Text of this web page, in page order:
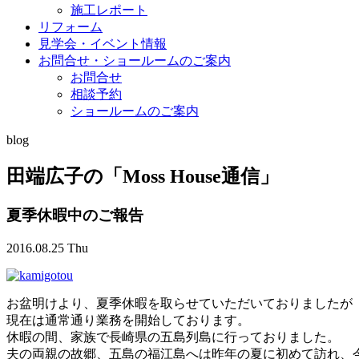
施工レポート
リフォーム
見学会・イベント情報
お問合せ・ショールームのご案内
お問合せ
相談予約
ショールームのご案内
blog
田端広子の「Moss House通信」
夏季休暇中のご報告
2016.08.25 Thu
お盆明けより、夏季休暇を取らせていただいておりましたが
現在は通常通り業務を開始しております。
休暇の間、家族で長崎県の五島列島に行っておりました。
夫の両親の故郷、五島の福江島へは昨年の夏に初めて訪れ、